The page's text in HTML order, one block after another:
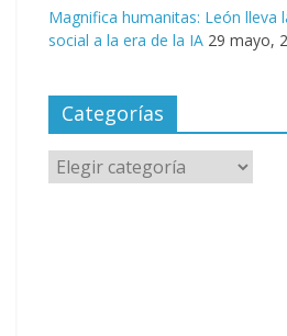
Magnifica humanitas: León lleva
social a la era de la IA 29 mayo,
Categorías